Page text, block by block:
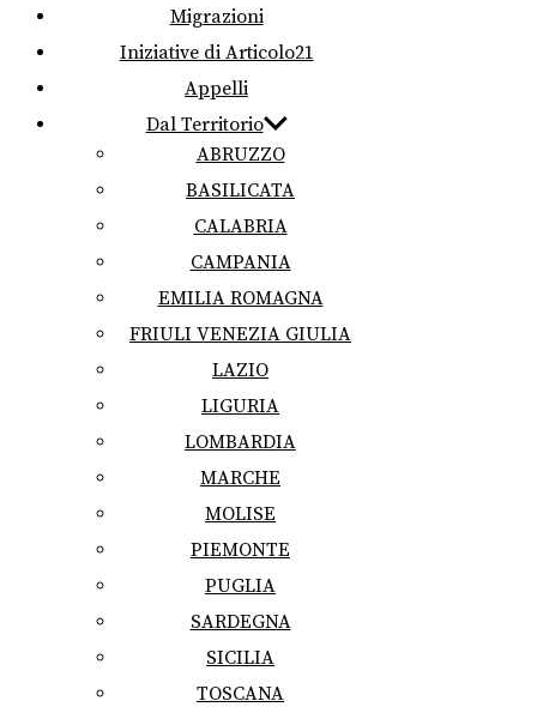
Migrazioni
Iniziative di Articolo21
Appelli
Dal Territorio
ABRUZZO
BASILICATA
CALABRIA
CAMPANIA
EMILIA ROMAGNA
FRIULI VENEZIA GIULIA
LAZIO
LIGURIA
LOMBARDIA
MARCHE
MOLISE
PIEMONTE
PUGLIA
SARDEGNA
SICILIA
TOSCANA